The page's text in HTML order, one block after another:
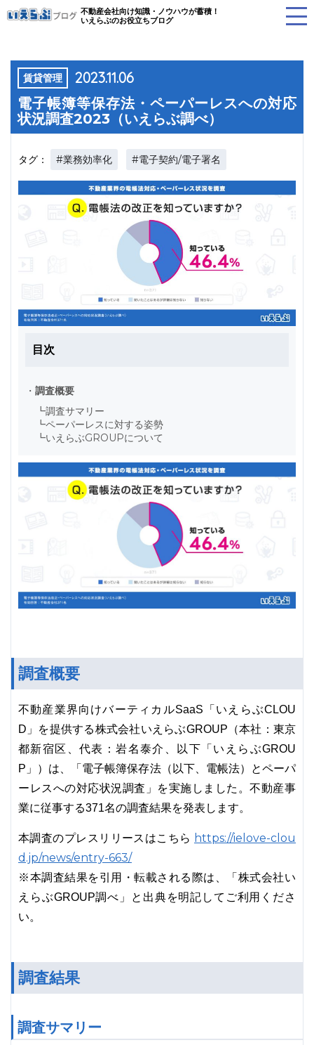
不動産会社向け知識・ノウハウが蓄積！
いえらぶのお役立ちブログ
賃貸管理 2023.11.06
電子帳簿等保存法・ペーパーレスへの対応
状況調査2023（いえらぶ調べ）
タグ： #業務効率化 #電子契約/電子署名
目次
・ 調査概要
┗調査サマリー
┗ペーパーレスに対する姿勢
┗いえらぶGROUPについて
調査概要
不動産業界向けバーティカルSaaS「いえらぶCLOU
D」を提供する株式会社いえらぶGROUP（本社：東京
都新宿区、代表：岩名泰介、以下「いえらぶGROU
P」）は、「電子帳簿保存法（以下、電帳法）とペーパ
ーレスへの対応状況調査」を実施しました。不動産事
業に従事する371名の調査結果を発表します。
本調査のプレスリリースはこちら https://ielove-clou
d.jp/news/entry-663/
※本調査結果を引用・転載される際は、「株式会社い
えらぶGROUP調べ」と出典を明記してご利用くださ
い。
調査結果
調査サマリー